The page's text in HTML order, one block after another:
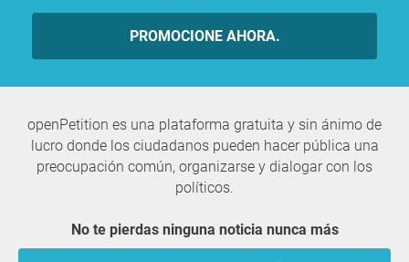
PROMOCIONE AHORA.
openPetition es una plataforma gratuita y sin ánimo de
lucro donde los ciudadanos pueden hacer pública una
preocupación común, organizarse y dialogar con los
políticos.
No te pierdas ninguna noticia nunca más